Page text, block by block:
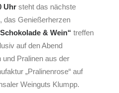
Uhr steht das nächste
das Genießerherzen
& Wein“ treffen
auf den Abend
Pralinen aus der
„Pralinenrose“ auf
Weinguts Klumpp.